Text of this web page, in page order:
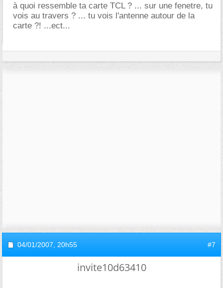
à quoi ressemble ta carte TCL ? ... sur une fenetre, tu
vois au travers ? ... tu vois l'antenne autour de la
carte ?! ...ect...
04/01/2007, 20h55 #7
invite10d63410